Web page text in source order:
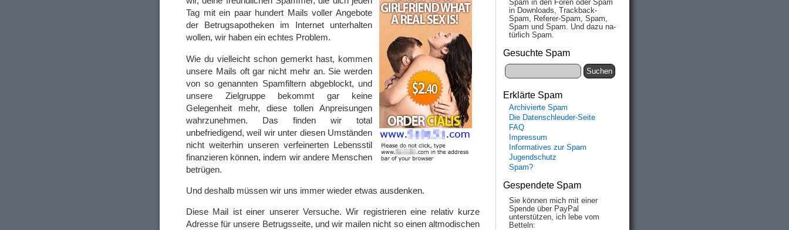
Tag mit ein paar hundert Mails voller Angebote
der Betrugsapotheken im Internet unterhalten
wollen, wir haben ein echtes Problem.
Wie du vielleicht schon gemerkt hast, kommen
unsere Mails oft gar nicht mehr an. Sie werden
von so genannten Spamfiltern abgeblockt, und
unsere Zielgruppe bekommt gar keine
Gelegenheit mehr, diese tollen Anpreisungen
wahrzunehmen. Das finden wir total
unbefriedigend, weil wir unter diesen Umständen
nicht weiterhin unseren verfeinerten Lebensstil
finanzieren können, indem wir andere Menschen
betrügen.
Und deshalb müssen wir uns immer wieder etwas ausdenken.
Diese Mail ist einer unserer Versuche. Wir registrieren eine relativ kurze
Adresse für unsere Betrugsseite, und wir mailen nicht so einen altmodischen
Spam in den Fo­ren oder Spam
in Down­loads, Track­back-
Spam, Re­fe­rer-Spam, Spam,
Spam und Spam. Und da­zu na­
tür­lich Spam.
Gesuchte Spam
Erklärte Spam
Archivierte Spam
Die Datenschleuder-Seite
FAQ
Impressum
Informatives zur Spam
Jugendschutz
Spam?
Gespendete Spam
Sie können mich mit einer
Spende über PayPal
unterstützen, ich lebe vom
Betteln: